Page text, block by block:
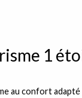
1
au confort adapté